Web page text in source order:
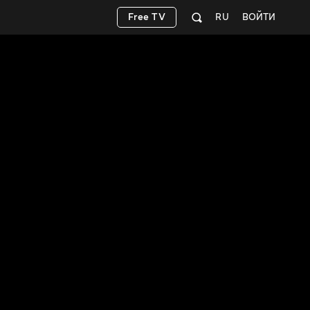
ВОЙТИ
RU
Free TV